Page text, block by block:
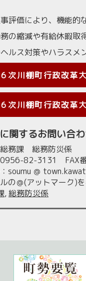
価により、機能的
縮減や有給休暇取
ス対策やハラスメ
次川棚町行政改
次川棚町行政改
関するお問い合
務課 総務防災係
0956-82-3131 FAX
soumu ＠
の＠(アットマーク)
,総務防災係